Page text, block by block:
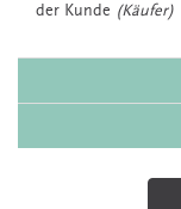
der Kunde (Käufer)